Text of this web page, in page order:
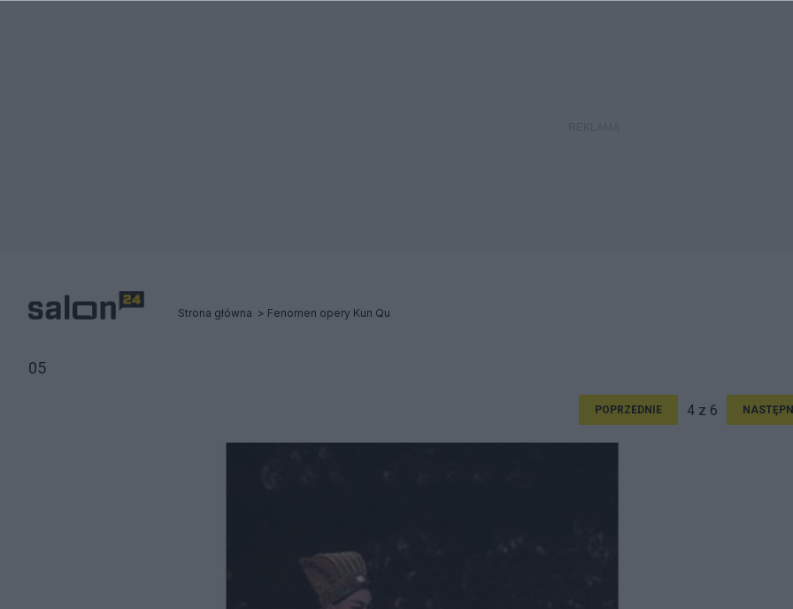
Strona główna Fenomen opery Kun Qu
05
POPRZEDNIE 4 z 6